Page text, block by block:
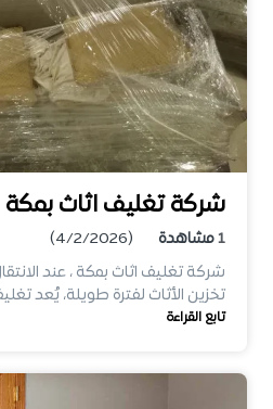
شركة تغليف اثاث بمكة
1مشاهدة
(4/2/2026)
شركة تغليف اثاث بمكة ، عند
تخزين الأثاث لفترة طويلة، يُعد
تابع القراءة